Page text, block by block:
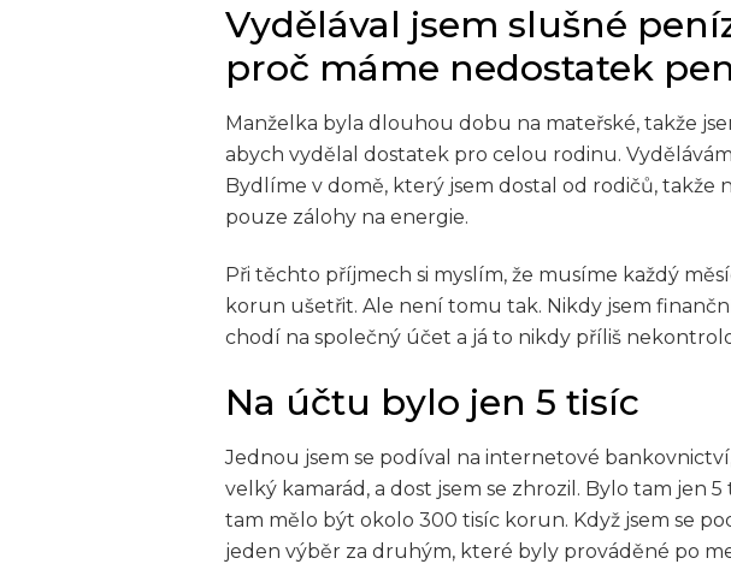
Vydělával jsem slušné
proč máme nedostatek
Manželka byla dlouhou dobu na mateřské, takže
abych vydělal dostatek pro celou rodinu.
Bydlíme v domě, který jsem dostal od rodičů, takže
pouze zálohy na energie.
Při těchto příjmech si myslím, že musíme každý
korun ušetřit. Ale není tomu tak. Nikdy jsem
chodí na společný účet a já to nikdy příliš
Na účtu bylo jen 5 tisíc
Jednou jsem se podíval na internetové
velký kamarád, a dost jsem se zhrozil. Bylo tam jen 5
tam mělo být okolo 300 tisíc korun. Když jsem se
jeden výběr za druhým, které byly prováděné po